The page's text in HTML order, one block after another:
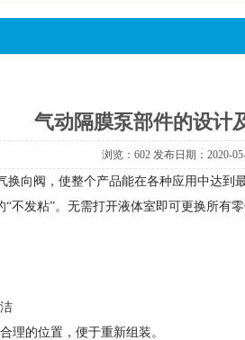
气动隔膜泵部件的设计
浏览：602发布日期：2020-
向阀，使整个产品能在各种应用中达到
发粘”。无需打开液体室即可更换所有
理的位置，便于重新组装。